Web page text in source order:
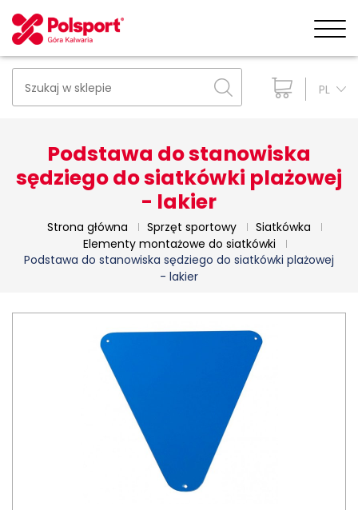
PL
Podstawa do stanowiska
sędziego do siatkówki plażowej
- lakier
Strona główna Sprzęt sportowy
Siatkówka
Elementy montażowe do siatkówki
Podstawa do stanowiska sędziego do siatkówki plażowej
- lakier